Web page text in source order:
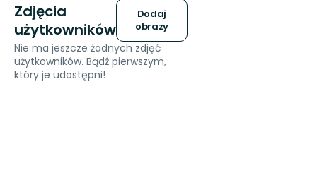
Zdjęcia
użytkowników
Dodaj
obrazy
Nie ma jeszcze żadnych zdjęć
użytkowników. Bądź pierwszym,
który je udostępni!